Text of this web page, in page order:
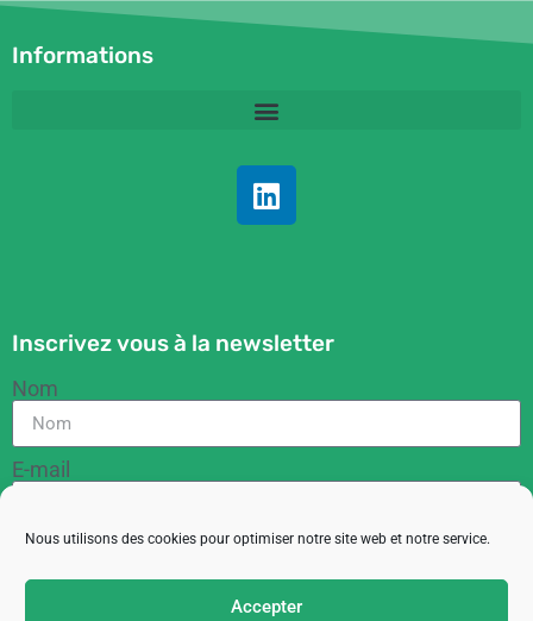
Nous utilisons des cookies pour optimiser notre site web et notre service.
Accepter
Informations
Inscrivez vous à la newsletter
Nom
E-mail
RGPD
En cochant cette case, vous acceptez de recevoir
des informations de la part de l'ACIT